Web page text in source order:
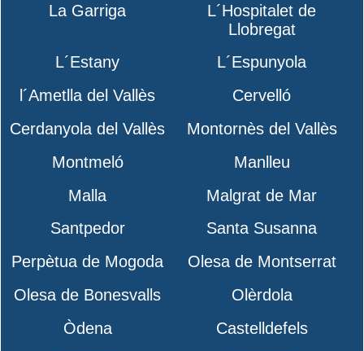
La Garriga
L´Hospitalet de
Llobregat
L´Estany
L´Espunyola
l´Ametlla del Vallès
Cervelló
Cerdanyola del Vallès
Montornès del Vallès
Montmeló
Manlleu
Malla
Malgrat de Mar
Santpedor
Santa Susanna
Perpètua de Mogoda
Olesa de Montserrat
Olesa de Bonesvalls
Olèrdola
Òdena
Castelldefels